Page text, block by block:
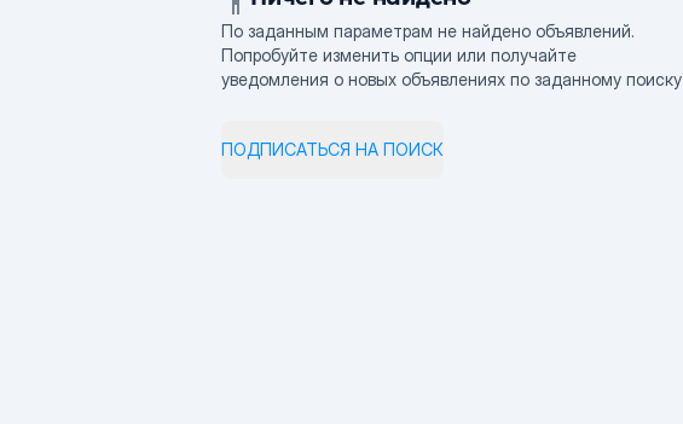
По заданным параметрам не найдено объявлений.
Попробуйте изменить опции или получайте
уведомления о новых объявлениях по заданному поиску
ПОДПИСАТЬСЯ НА ПОИСК